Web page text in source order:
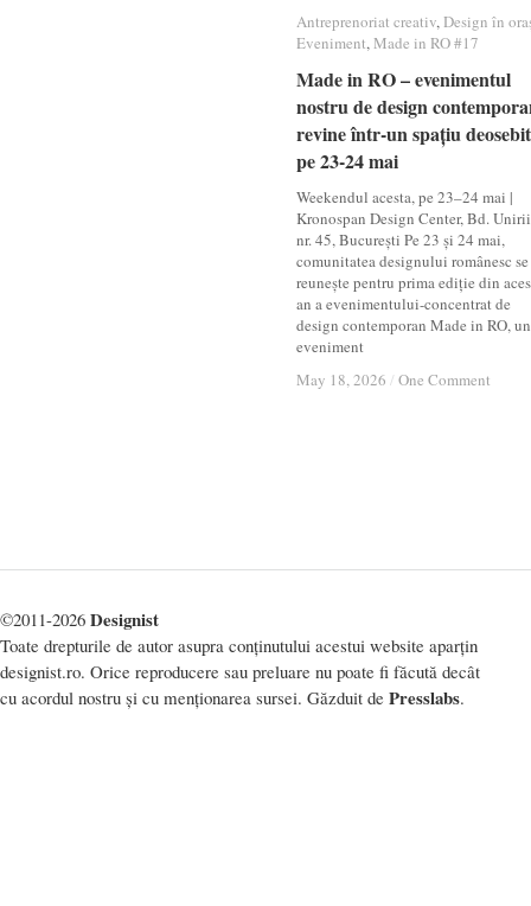
Antreprenoriat creativ,Design în
Eveniment,Made in RO #17
Made in RO – evenimentul
nostru de design
revine într-un spațiu
pe 23-24 mai
Weekendul acesta, pe 23–24 mai |
Kronospan Design Center, Bd. Unirii
nr. 45, București Pe 23 și 24 mai,
comunitatea designului românesc se
reunește pentru prima ediție din
an a evenimentului-concentrat de
design contemporan Made in RO, un
eveniment
May 18, 2026 / One Comment
Antreprenoriat creativ Design în
Eveniment Made in RO #17
Made in RO – evenimentul
nostru de design
revine într-un spațiu
pe 23-24 mai
May 18, 2026 / One Comment
©2011-2026 Designist
Toate drepturile de autor asupra conținutului acestui website aparțin
designist.ro. Orice reproducere sau preluare nu poate fi făcută decât
cu acordul nostru și cu menționarea sursei. Găzduit de Presslabs.